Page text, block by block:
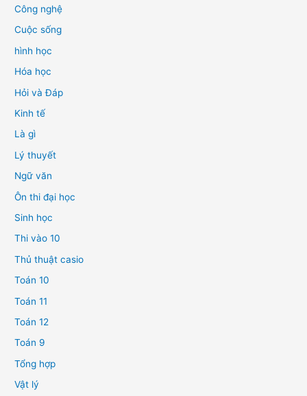
Công nghệ
Cuộc sống
hình học
Hóa học
Hỏi và Đáp
Kinh tế
Là gì
Lý thuyết
Ngữ văn
Ôn thi đại học
Sinh học
Thi vào 10
Thủ thuật casio
Toán 10
Toán 11
Toán 12
Toán 9
Tổng hợp
Vật lý